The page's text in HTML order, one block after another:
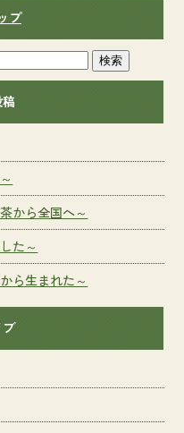
プ
から全国へ～
た～
ら生まれた～